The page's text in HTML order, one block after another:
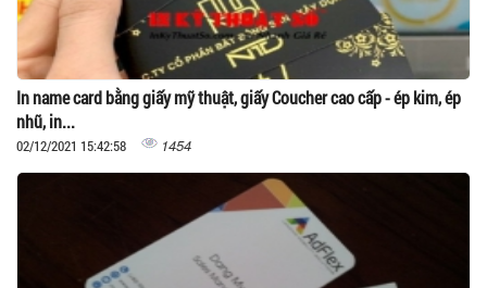
In name card bằng giấy mỹ thuật, giấy Coucher cao cấp - ép kim, ép
nhũ, in...
02/12/2021 15:42:58 1454